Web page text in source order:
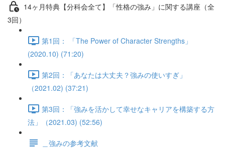
14ヶ月特典【分科会全て】「性格の強み」に関する講座（全
3回）
第1回： 「The Power of Character Strengths」
(2020.10) (71:20)
第2回：「あなたは大丈夫？強みの使いすぎ」
（2021.02) (37:21)
第3回：「強みを活かして幸せなキャリアを構築する方
法」（2021.03) (52:56)
＿強みの参考文献